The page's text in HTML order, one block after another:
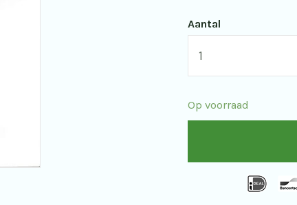
Aantal
Case
Op voorraad